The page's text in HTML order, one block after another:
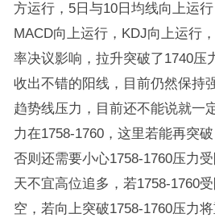
方运行，5日与10日均线向上运
MACD向上运行，KDJ向上运行
率决议影响，拉升突破了1740压
收出不错的阳线，目前仍然保持
趋势线压力，目前还不能说就一
力在1758-1760，这里若能再突
否则还需要小心1758-1760压力
天不宜高位追多，若1758-1760
空，若向上突破1758-1760压力